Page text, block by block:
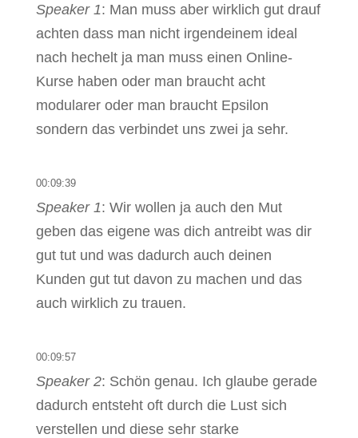
Speaker 1: Man muss aber wirklich gut drauf
achten dass man nicht irgendeinem ideal
nach hechelt ja man muss einen Online-
Kurse haben oder man braucht acht
modularer oder man braucht Epsilon
sondern das verbindet uns zwei ja sehr.
00:09:39
Speaker 1: Wir wollen ja auch den Mut
geben das eigene was dich antreibt was dir
gut tut und was dadurch auch deinen
Kunden gut tut davon zu machen und das
auch wirklich zu trauen.
00:09:57
Speaker 2: Schön genau. Ich glaube gerade
dadurch entsteht oft durch die Lust sich
verstellen und diese sehr starke